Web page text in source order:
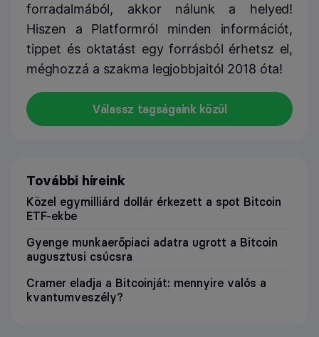
forradalmából, akkor nálunk a helyed!
Hiszen a Platformról minden információt,
tippet és oktatást egy forrásból érhetsz el,
méghozzá a szakma legjobbjaitól 2018 óta!
Válassz tagságaink közül
További híreink
Közel egymilliárd dollár érkezett a spot Bitcoin
ETF-ekbe
Gyenge munkaerőpiaci adatra ugrott a Bitcoin
augusztusi csúcsra
Cramer eladja a Bitcoinját: mennyire valós a
kvantumveszély?